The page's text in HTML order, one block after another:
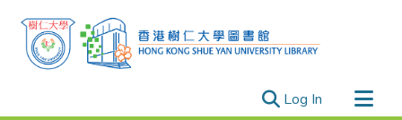
Log In (current)